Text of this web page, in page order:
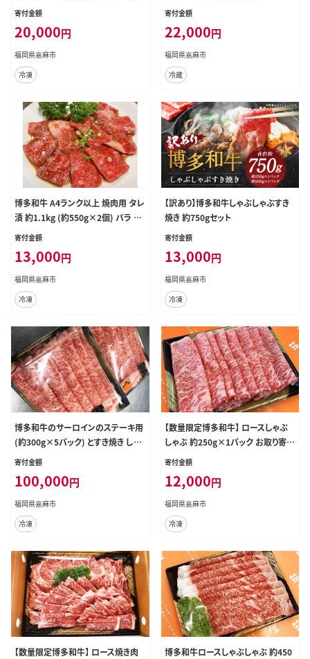
焼肉のたれ付) 和牛 博多和牛 牛肉
寄付金額
20,000円
福岡県嘉麻市
冷凍
寄付金額
22,000円
福岡県嘉麻市
冷蔵
博多和牛 A4ランク以上 焼肉用 タレ
漬 約1.1kg (約550g×2個) バラ 肩
ロース ウデ 肉 お肉 にく 牛肉 博多
漬け 味付け肉 小分け 冷凍
寄付金額
13,000円
福岡県嘉麻市
冷凍
【訳あり】博多和牛しゃぶしゃぶすき
焼き 約750gセット
寄付金額
13,000円
福岡県嘉麻市
冷凍
博多和牛のサーロインのステーキ用
(約300g×5パック) とすき焼き しゃ
ぶしゃぶ用 (約400g×2パック) の詰
ルメ 福岡 お土産 九州 九州産 福岡
県産
寄付金額
100,000円
福岡県嘉麻市
冷凍
【数量限定博多和牛】 ロースしゃぶ
しゃぶ 約250g×1パック お取り寄せ
グルメ 福岡 お土産 九州 九州産 福
寄付金額
12,000円
福岡県嘉麻市
冷凍
【数量限定博多和牛】 ロース焼き肉
博多和牛ロースしゃぶしゃぶ 約450